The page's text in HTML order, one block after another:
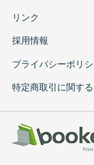
リンク
採用情報
プライバシーポリ
特定商取引に関す